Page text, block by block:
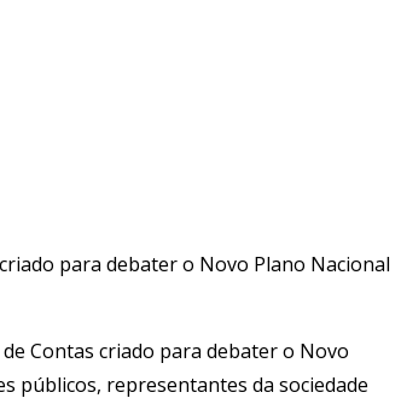
para debater o Novo Plano Nacional
Contas criado para debater o Novo
públicos, representantes da sociedade